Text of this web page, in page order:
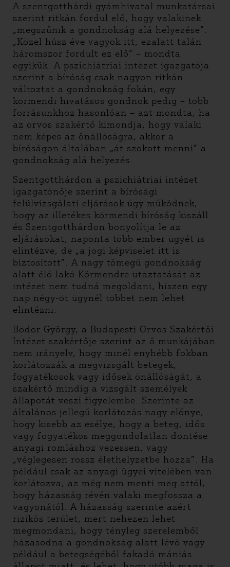
A szentgotthárdi gyámhivatal munkatársai
szerint ritkán fordul elő, hogy valakinek
„megszűnik a gondnokság alá helyezése”.
„Közel húsz éve vagyok itt, ezalatt talán
háromszor fordult ez elő” – mondta
egyikük. A pszichiátriai intézet igazgatója
szerint a bíróság csak nagyon ritkán
változtat a gondnokság fokán, egy
körmendi hivatásos gondnok pedig – több
forrásunkhoz hasonlóan – azt mondta, ha
az orvos szakértő kimondja, hogy valaki
nem képes az önállóságra, akkor a
bíróságon általában „át szokott menni” a
gondnokság alá helyezés.
Szentgotthárdon a pszichiátriai intézet
igazgatónője szerint a bírósági
felülvizsgálati eljárások úgy működnek,
hogy az illetékes körmendi bíróság kiszáll
és Szentgotthárdon bonyolítja le az
eljárásokat, naponta több ember ügyét is
elintézve, de „a jogi képviselet itt is
biztosított”. A nagy tömegű gondnokság
alatt élő lakó Körmendre utaztatását az
intézet nem tudná megoldani, hiszen egy
nap négy-öt ügynél többet nem lehet
elintézni.
Bodor György, a Budapesti Orvos Szakértői
Intézet szakértője szerint az ő munkájában
nem irányelv, hogy minél enyhébb fokban
korlátozzák a megvizsgált betegek,
fogyatékosok vagy idősek önállóságát, a
szakértő mindig a vizsgált személyek
állapotát veszi figyelembe. Szerinte az
általános jellegű korlátozás nagy előnye,
hogy kisebb az esélye, hogy a beteg, idős
vagy fogyatékos meggondolatlan döntése
anyagi romláshoz vezessen, vagy
„véglegesen rossz élethelyzetbe hozza”. Ha
például csak az anyagi ügyei vitelében van
korlátozva, az még nem menti meg attól,
hogy házasság révén valaki megfossza a
vagyonától. A házasság szerinte azért
rizikós terület, mert nehezen lehet
megmondani, hogy tényleg szerelemből
házasodna a gondnokság alatt lévő vagy
például a betegségéből fakadó mániás